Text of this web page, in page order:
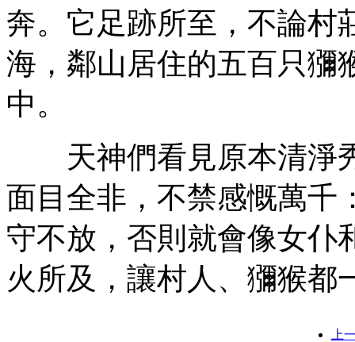
奔。它足跡所至，不論
海，鄰山居住的五百只獼
中。
天神們看見原本清淨
面目全非，不禁感慨萬千
守不放，否則就會像女仆
火所及，讓村人、獼猴都
上